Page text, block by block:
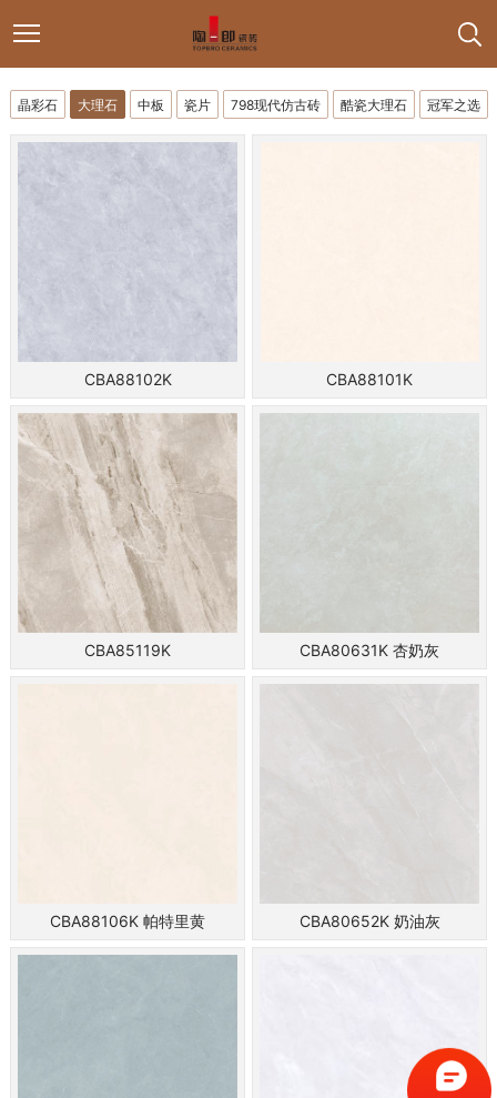
晶彩石 大理石 中板 瓷片 798现代仿古砖 酷瓷大理石 冠军之选
CBA88102K CBA88101K
CBA85119K CBA80631K 杏奶灰
CBA88106K 帕特里黄 CBA80652K 奶油灰